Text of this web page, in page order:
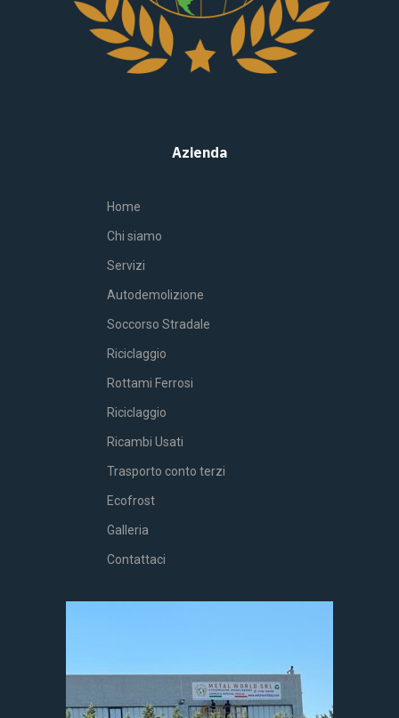
Azienda
Home
Chi siamo
Servizi
Autodemolizione
Soccorso Stradale
Riciclaggio
Rottami Ferrosi
Riciclaggio
Ricambi Usati
Trasporto conto terzi
Ecofrost
Galleria
Contattaci